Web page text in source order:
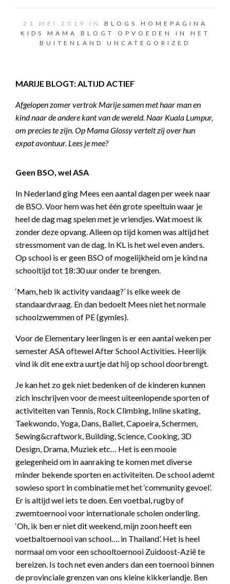
21 MEI 2019 IN BLOGS
HOMEPAGINA
KIDS
MAMA BLOGT
OPVOEDEN IN HET
BUITENLAND
UNCATEGORIZED
MARIJE BLOGT: ALTIJD ACTIEF
Afgelopen zomer vertrok Marije samen met haar man en
kind naar de andere kant van de wereld. Naar Kuala Lumpur,
om precies te zijn. Op Mama Glossy vertelt zij over hun
expat avontuur. Lees je mee?
Geen BSO, wel ASA
In Nederland ging Mees een aantal dagen per week naar
de BSO. Voor hem was het één grote speeltuin waar je
heel de dag mag spelen met je vriendjes. Wat moest ik
zonder deze opvang. Alleen op tijd komen was altijd het
stressmoment van de dag. In KL is het wel even anders.
Op school is er geen BSO of mogelijkheid om je kind na
schooltijd tot 18:30 uur onder te brengen.
‘Mam, heb ik activity vandaag?’ Is elke week de
standaardvraag. En dan bedoelt Mees niet het normale
schoolzwemmen of PE (gymles).
Voor de Elementary leerlingen is er een aantal weken per
semester ASA oftewel After School Activities. Heerlijk
vind ik dit ene extra uurtje dat hij op school doorbrengt.
Je kan het zo gek niet bedenken of de kinderen kunnen
zich inschrijven voor de meest uiteenlopende sporten of
activiteiten van Tennis, Rock Climbing, Inline skating,
Taekwondo, Yoga, Dans, Ballet, Capoeira, Schermen,
Sewing&craftwork, Building, Science, Cooking, 3D
Design, Drama, Muziek etc… Het is een mooie
gelegenheid om in aanraking te komen met diverse
minder bekende sporten en activiteiten. De school ademt
sowieso sport in combinatie met het ‘community gevoel’.
Er is altijd wel iets te doen. Een voetbal, rugby of
zwemtoernooi voor internationale scholen onderling.
‘Oh, ik ben er niet dit weekend, mijn zoon heeft een
voetbaltoernooi van school…. in Thailand’. Het is heel
normaal om voor een schooltoernooi Zuidoost-Azië te
bereizen. Is toch net even anders dan een toernooi binnen
de provinciale grenzen van ons kleine kikkerlandje. Ben